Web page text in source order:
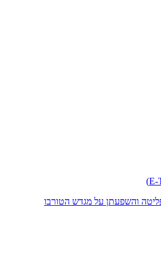
והשפעתן על מגדש הטורבו